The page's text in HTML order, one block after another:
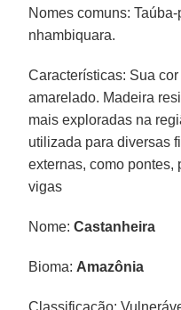
Nomes comuns:
nhambiquara.
Características: Sua
amarelado. Madeira
mais exploradas na
utilizada para diversas
externas, como pontes,
vigas
Nome:Castanheira
Bioma: Amazônia
Classificação: